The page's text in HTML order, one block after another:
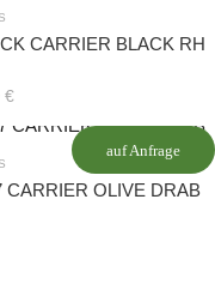
CARRIER BLACK RH
€
auf Anfrage
CARRIER OLIVE DRAB